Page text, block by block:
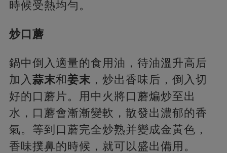
時候受熱均勻。
炒口蘑
鍋中倒入適量的食用油，待油溫升高后
加入 蒜末和姜末 ，炒出香味后，倒入切
好的口蘑片。用中火將口蘑煸炒至出
水，口蘑會漸漸變軟，散發出濃郁的香
氣。等到口蘑完全炒熟并變成金黃色，
香味撲鼻的時候，就可以盛出備用。